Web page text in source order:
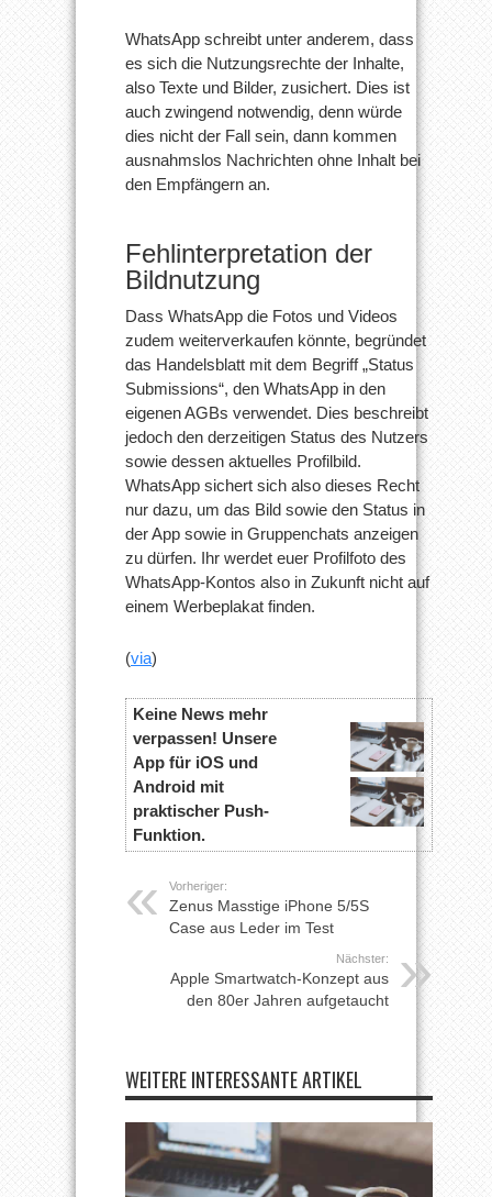
WhatsApp schreibt unter anderem, dass
es sich die Nutzungsrechte der Inhalte,
also Texte und Bilder, zusichert. Dies ist
auch zwingend notwendig, denn würde
dies nicht der Fall sein, dann kommen
ausnahmslos Nachrichten ohne Inhalt bei
den Empfängern an.
Fehlinterpretation der
Bildnutzung
Dass WhatsApp die Fotos und Videos
zudem weiterverkaufen könnte, begründet
das Handelsblatt mit dem Begriff „Status
Submissions“, den WhatsApp in den
eigenen AGBs verwendet. Dies beschreibt
jedoch den derzeitigen Status des Nutzers
sowie dessen aktuelles Profilbild.
WhatsApp sichert sich also dieses Recht
nur dazu, um das Bild sowie den Status in
der App sowie in Gruppenchats anzeigen
zu dürfen. Ihr werdet euer Profilfoto des
WhatsApp-Kontos also in Zukunft nicht auf
einem Werbeplakat finden.
(via)
Keine News mehr
verpassen! Unsere
App für iOS und
Android mit
praktischer Push-
Funktion.
Vorheriger:
Zenus Masstige iPhone 5/5S
Case aus Leder im Test
Nächster:
Apple Smartwatch-Konzept aus
den 80er Jahren aufgetaucht
WEITERE INTERESSANTE ARTIKEL